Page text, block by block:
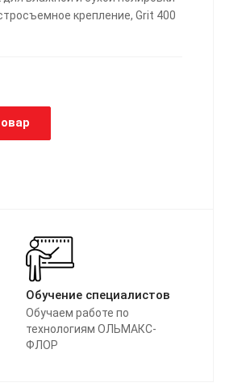
крепление, Grit 400
Обучение специалистов
Обучаем работе по
технологиям ОЛЬМАКС-
ФЛОР